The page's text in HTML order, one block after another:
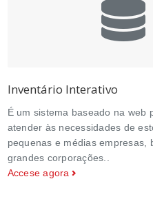
Inventário Interativo
É um sistema baseado na web
atender às necessidades de
pequenas e médias empresas,
grandes corporações..
Accese agora